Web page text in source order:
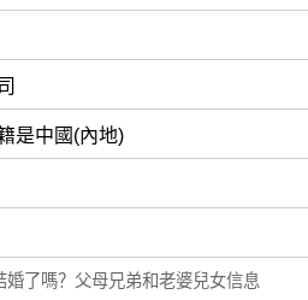
是中國(內地)
了嗎？父母兄弟和老婆兒女信息